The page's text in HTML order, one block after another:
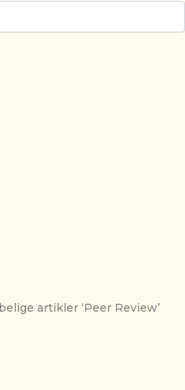
artikler ‘Peer Review’